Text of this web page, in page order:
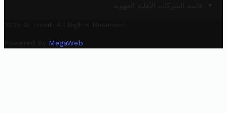
قائمة الشركات الأهلية الجهوية
2025 © Trovit. All Rights Reserved.
Powered By MegaWeb